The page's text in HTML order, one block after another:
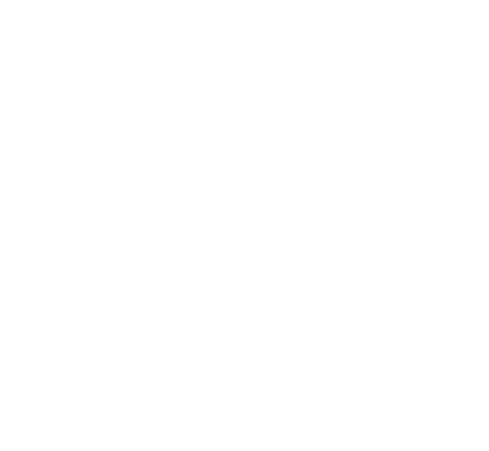
и одобренные Советом Федерации в соответствии с ч.ч. 1,
законы, одобренные Государственной думой и Советом
президентом РФ.
официальное, имеющее силу закона
требований ст.ст. 105, 106, 107 Конституции РФ,
органа РФ. Будучи актом лишь одной из его
разъяснением закона, поскольку Конституция
Председателя Правительства или выразила
Однако Дума не может быть распущена в первый год
чем через четыре месяца с момента её роспуска.
документационное, аналитическое,
Совета, комитетов и комиссий, председателя
срока полномочий Думы данного созыва.
парламентского типа (в новейшем понимании
но она просуществовала около 12 лет, вплоть до падения